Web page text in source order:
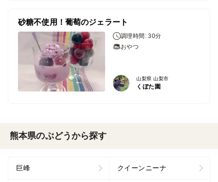
砂糖不使用！葡萄のジェラート
調理時間: 30分
おやつ
山梨県 山梨市
くぼた園
熊本県のぶどうから探す
巨峰 クイーンニーナ